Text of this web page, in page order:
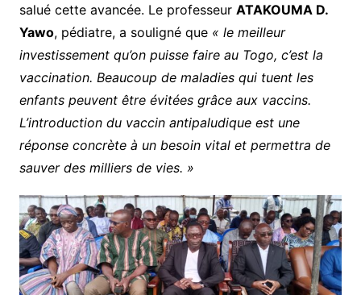
salué cette avancée. Le professeur ATAKOUMA D.
Yawo, pédiatre, a souligné que « le meilleur
investissement qu’on puisse faire au Togo, c’est la
vaccination. Beaucoup de maladies qui tuent les
enfants peuvent être évitées grâce aux vaccins.
L’introduction du vaccin antipaludique est une
réponse concrète à un besoin vital et permettra de
sauver des milliers de vies. »